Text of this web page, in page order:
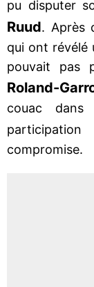
pu disputer
Ruud. Après
qui ont révélé
pouvait pas
Roland-
couac
compromise.